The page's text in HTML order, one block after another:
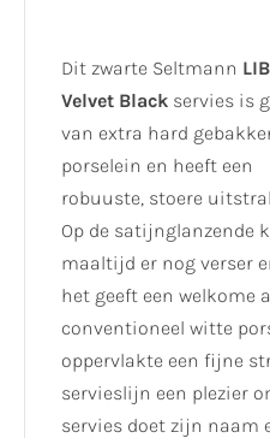
Dit zwarte Seltmann
Velvet Black servies is
van extra hard
porselein en heeft een
robuuste, stoere
Op de satijnglanzende
maaltijd er nog verser
het geeft een welkome
conventioneel witte
oppervlakte een fijne
servieslijn een plezier
servies doet zijn naam